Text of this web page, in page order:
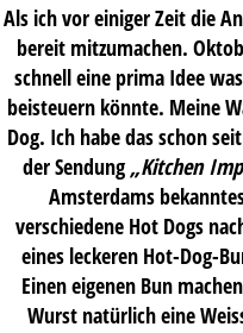
Als ich vor einiger Zeit die
bereit mitzumachen.
schnell eine prima Idee
beisteuern könnte. Meine
Dog. Ich habe das schon
der Sendung „Kitchen
Amsterdams
verschiedene Hot Dogs
eines leckeren Hot-Dog-
Einen eigenen Bun
Wurst natürlich eine